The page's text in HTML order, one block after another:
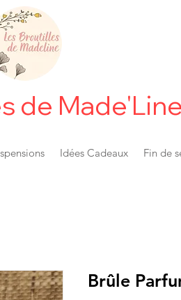
de Made'Line
Idées Cadeaux Fin de
Brûle